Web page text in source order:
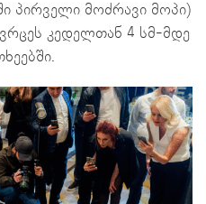
პირველი მოძრავი მოპი)
კედელთან 4 სმ-მდე